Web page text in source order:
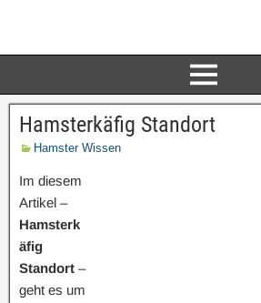
Hamsterkäfig Standort
Hamster Wissen
Im diesem
Artikel –
Hamsterk
äfig
Standort –
geht es um